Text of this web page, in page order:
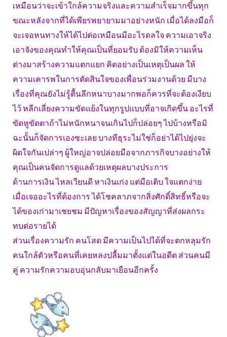
เหมือนว่าจะเข้าใกล้ความจริงและความสำเร็จมากขึ้นทุก
ขณะหลังจากที่ได้เพียรพยายามมาอย่างหนัก เมื่อได้ลงมือก็
จะเจอหนทางให้ได้ไปต่อเหมือนมีอะไรดลใจ ความเอาจริง
เอาจังของคุณทำให้คุณเป็นที่ยอมรับ ต้องมิให้ความเห็น
ต่างมาสร้างความแตกแยก คิดอย่างเป็นเหตุเป็นผล ให้
ความเคารพในการตัดสินใจของเพื่อนร่วมงานด้วย มีบาง
เรื่องที่คุณยังไม่รู้ตื้นลึกหนาบางมากพอก็ควรที่จะต้องเงียบ
ไว้ หลีกเลี่ยงความขัดแย้งในทุกรูปแบบที่อาจเกิดขึ้น อะไรที่
ขัดหูขัดตาถ้าไม่หนักหนาจนเกินไปก็ปล่อยๆ ไปบ้างหรือมิ
ฉะนั้นก็จัดการเองซะเลย บางทีธุระไม่ใช่ก็อย่าได้ไปยุ่งจะ
ผิดใจกันเปล่าๆ ผู้ใหญ่อาจปล่อยมือจากภารกิจบางอย่างให้
คุณเป็นคนจัดการดูแลด้วยเหตุผลบางประการ
ด้านการเงิน ไหลเวียนดี หาเงินเก่ง แต่มือเติบ ใจแตกง่าย
เมื่อเจออะไรที่ต้องการ ได้โชคลาภจากสิ่งศักดิ์สิทธิ์หรือจะ
ได้ของเก่ามาเชยชม มีปัญหาเรื่องของสัญญาที่ส่งผลกระ
ทบต่อรายได้
ส่วนเรื่องความรัก คนโสด มีความเป็นไปได้ที่จะตกหลุมรัก
คนใกล้ตัวหรือคนที่เคยหลงปลื้มมาตั้งแต่ในอดีต ส่วนคนมี
คู่ ความรักความอบอุ่นกลับมาเยือนอีกครั้ง